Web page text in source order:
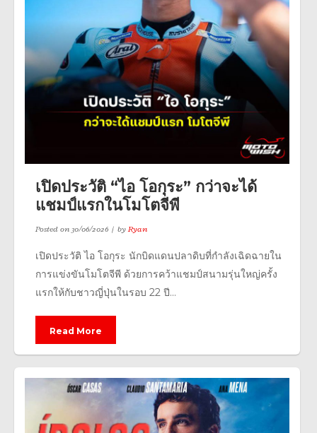
เปิดประวัติ “ไอ โอกุระ” กว่าจะได้
แชมป์แรกในโมโตจีพี
Posted on30/06/2026 byRyan
เปิดประวัติ ไอ โอกุระ นักบิดแดนปลาดิบที่กำลังเฉิดฉายใน
การแข่งขันโมโตจีพี ด้วยการคว้าแชมป์สนามรุ่นใหญ่ครั้ง
แรกให้กับชาวญี่ปุ่นในรอบ 22 ปี...
Read More